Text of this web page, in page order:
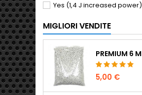
Yes (1,4 J increased power)
MIGLIORI VENDITE
5,00 €